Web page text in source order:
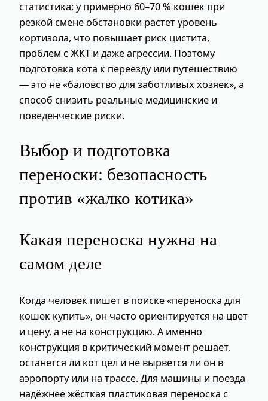
статистика: у примерно 60–70 % кошек при
резкой смене обстановки растёт уровень
кортизола, что повышает риск цистита,
проблем с ЖКТ и даже агрессии. Поэтому
подготовка кота к переезду или путешествию
— это не «баловство для заботливых хозяек», а
способ снизить реальные медицинские и
поведенческие риски.
Выбор и подготовка
переноски: безопасность
против «жалко котика»
Какая переноска нужна на
самом деле
Когда человек пишет в поиске «переноска для
кошек купить», он часто ориентируется на цвет
и цену, а не на конструкцию. А именно
конструкция в критический момент решает,
останется ли кот цел и не вырвется ли он в
аэропорту или на трассе. Для машины и поезда
надёжнее жёсткая пластиковая переноска с